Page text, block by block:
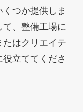
つか提供しま
て、整備工場に
たはクリエイテ
立ててくださ